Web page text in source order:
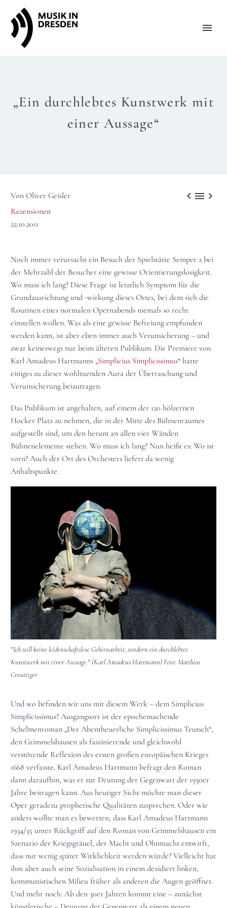
„Ein durchlebtes Kunstwerk mit
einer Aussage“
  
Von Oliver Geisler
Rezensionen
22.10.2011
Noch immer verursacht ein Besuch der Spielstätte Semper 2 bei
der Mehrzahl der Besucher eine gewisse Orientierungslosigkeit.
Wo muss ich lang? Diese Frage ist letztlich Symptom für die
Grundausrichtung und -wirkung dieses Ortes, bei dem sich die
Routinen eines normalen Opernabends niemals so recht
einstellen wollen. Was als eine gewisse Befreiung empfunden
werden kann, ist aber eben immer auch Verunsicherung – und
zwar keineswegs nur beim älteren Publikum. Die Premiere von
Karl Amadeus Hartmanns „Simplicius Simplicissimus“ hatte
einiges zu dieser wohltuenden Aura der Überraschung und
Verunsicherung beizutragen.
Das Publikum ist angehalten, auf einem der 120 hölzernen
Hocker Platz zu nehmen, die in der Mitte des Bühnenraumes
aufgestellt sind, um den herum an allen vier Wänden
Bühnenelemente stehen. Wo muss ich lang? Nun heißt es: Wo ist
vorn? Auch der Ort des Orchesters liefert da wenig
Anhaltspunkte.
"Ich will keine leidenschaftslose Gehirnarbeit, sondern ein durchlebtes
Kunstwerk mit einer Aussage." (Karl Amadeus Hartmann) Foto: Matthias
Creutziger
Und wo befinden wir uns mit diesem Werk – dem Simplicius
Simplicissimus? Ausgangsort ist der epochemachende
Schelmenroman „Der Abentheuerliche Simplicissimus Teutsch“,
den Grimmelshausen als faszinierende und gleichwohl
verstörende Reflexion des ersten großen europäischen Krieges
1668 verfasste. Karl Amadeus Hartmann befragt den Roman
dann daraufhin, was er zur Deutung der Gegenwart der 1930er
Jahre beitragen kann. Aus heutiger Sicht möchte man dieser
Oper geradezu prophetische Qualitäten zusprechen. Oder wie
anders wollte man es bewerten, dass Karl Amadeus Hartmann
1934/35 unter Rückgriff auf den Roman von Grimmelshausen ein
Szenario der Kriegsgräuel, der Macht und Ohnmacht entwirft,
dass nur wenig später Wirklichkeit werden würde? Vielleicht hat
ihm aber auch seine Sozialisation in einem dezidiert linken,
kommunistischen Milieu früher als anderen die Augen geöffnet.
Und mehr noch: Ab den 30er Jahren kommt eine – zunächst